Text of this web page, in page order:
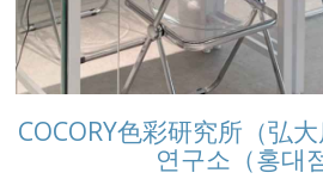
COCORY色彩研究所（弘
연구소（홍대